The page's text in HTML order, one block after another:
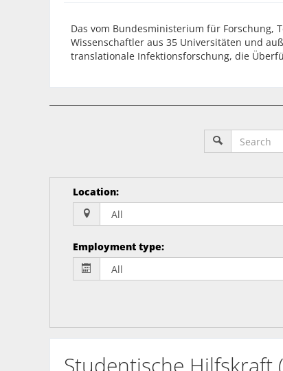
Das vom Bundesministerium für Forschung,
Wissenschaftler aus 35 Universitäten und
translationale Infektionsforschung, die
Location:
Employment type:
Studentische